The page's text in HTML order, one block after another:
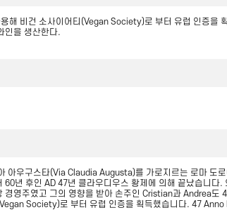
해 비건 소사이어티(Vegan Society)로 부터 유럽 인증을
인을 생산한다.
아우구스타(Via Claudia Augusta)를 가로지르는 로마 도
년 후인 AD 47년 클라우디우스 황제에 의해 끝났습니
영주였고 그의 영향을 받아 손주인 Cristian과 Andrea
Society)로 부터 유럽 인증을 획득했습니다. 47